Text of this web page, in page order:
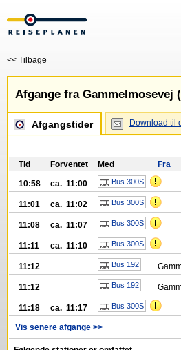
<< Tilbage
Afgange fra Gammelmosevej
Afgangstider Download til
Tid Forventet Med
Fra
10:58
ca. 11:00 Bus 300S
11:01 ca. 11:02 Bus 300S
11:08 ca. 11:07 Bus 300S
11:11 ca. 11:10 Bus 300S
11:12 Bus 192
11:12 Bus 192
11:18 ca. 11:17 Bus 300S
Vis senere afgange >>